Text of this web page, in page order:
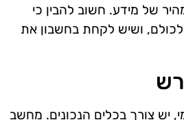
של מידע. חשוב להבין כי
לכולם, ושיש לקחת בחשבון את
יש צורך בכלים הנכונים. מחשב